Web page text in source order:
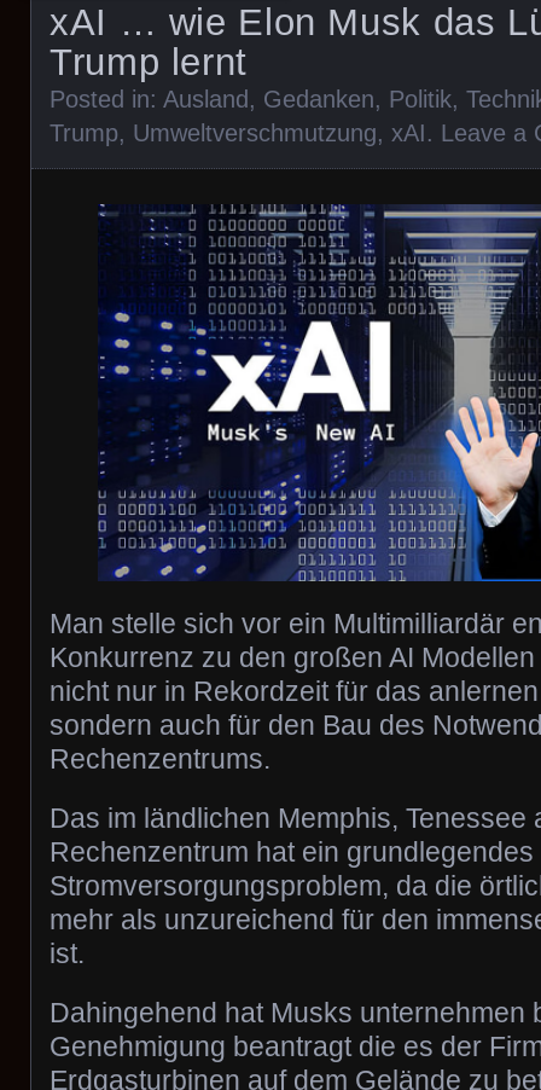
xAI … wie Elon Musk das
Trump lernt
Posted in: Ausland , Gedanken, Politik,
Trump, Umweltverschmutzung, xAI. Leave a
Man stelle sich vor ein Multimilliardär
Konkurrenz zu den großen AI
nicht nur in Rekordzeit für das
sondern auch für den Bau des
Rechenzentrums.
Das im ländlichen Memphis, Tenessee
Rechenzentrum hat ein grundlegendes
Stromversorgungsproblem, da die
mehr als unzureichend für den
ist.
Dahingehend hat Musks unternehmen
Genehmigung beantragt die es der
Erdgasturbinen auf dem Gelände zu